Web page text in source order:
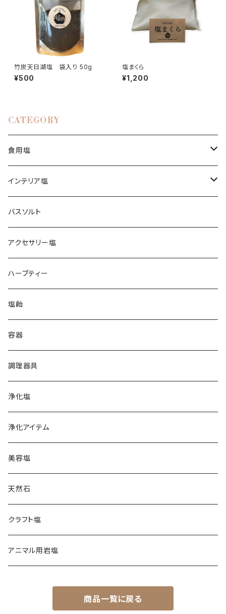
竹炭天日湖塩 袋入り 50g
¥500
塩まくら
¥1,200
CATEGORY
食用塩
ヒマラヤ岩塩
ピンク
イエロー
レッド
コーラル
ブレンド塩
アンデス岩塩
ペルー天日塩
イラン岩塩
グレー
オレンジ
オーストラリア湖塩
ハワイ天日塩
クリスタル
レッド
フランス天日塩
カマルグ
ゲランド
イタリア岩塩
ギリシャ天日塩
スペイン岩塩
日本海塩
チベット天日湖塩
インテリア塩
岩塩ランプ
岩塩キャンドルホルダー
バスソルト
アクセサリー塩
ハーブティー
塩飴
容器
調理器具
浄化塩
浄化アイテム
美容塩
天然石
クラフト塩
アニマル用岩塩
商品一覧に戻る